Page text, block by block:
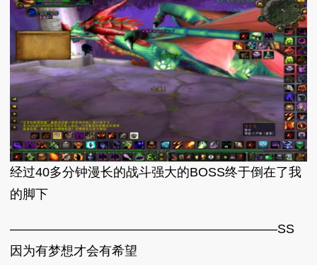
经过40多分钟漫长的战斗强大的BOSS终于倒在了我
的脚下
—————————————————————SS
因为有梦想才会有希望